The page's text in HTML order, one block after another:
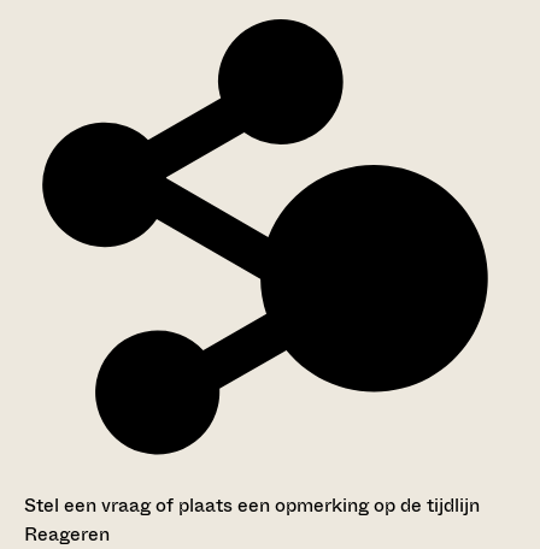
Stel een vraag of plaats een opmerking op de tijdlijn
Reageren